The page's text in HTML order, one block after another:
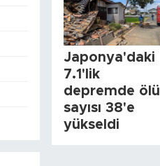
Japonya'daki
7.1'lik
depremde ölü
sayısı 38'e
yükseldi